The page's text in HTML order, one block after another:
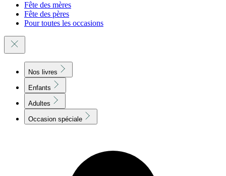
Fête des mères
Fête des pères
Pour toutes les occasions
Nos livres
Enfants
Adultes
Occasion spéciale